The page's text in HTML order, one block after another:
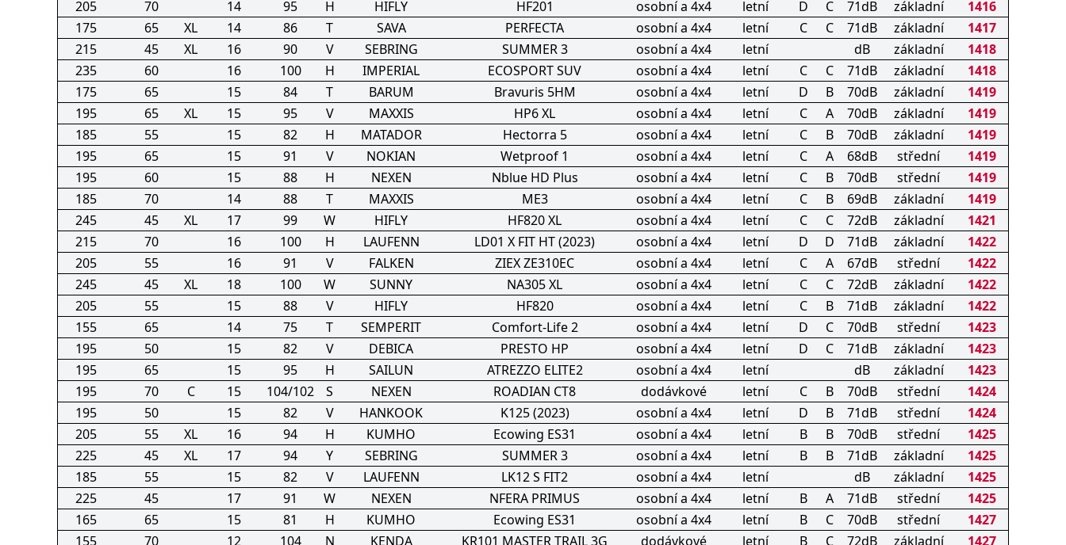
205
70 14 95 H HIFLY HF201 osobní a 4x4 letní D C 71dB základní
1416
175
65 XL 14 86 T SAVA PERFECTA osobní a 4x4 letní C C 71dB základní
1417
215
45 XL 16 90 V SEBRING SUMMER 3 osobní a 4x4 letní dB základní
1418
235
60 16 100 H IMPERIAL ECOSPORT SUV osobní a 4x4 letní C C 71dB základní
1418
175
65 15 84 T BARUM Bravuris 5HM osobní a 4x4 letní D B 70dB základní
1419
195
65 XL 15 95 V MAXXIS HP6 XL osobní a 4x4 letní C A 70dB základní
1419
185
55 15 82 H MATADOR Hectorra 5 osobní a 4x4 letní C B 70dB základní
1419
195
65 15 91 V NOKIAN Wetproof 1 osobní a 4x4 letní C A 68dB střední
1419
195
60 15 88 H NEXEN Nblue HD Plus osobní a 4x4 letní C B 70dB střední
1419
185
70 14 88 T MAXXIS ME3 osobní a 4x4 letní C B 69dB základní
1419
245
45 XL 17 99 W HIFLY HF820 XL osobní a 4x4 letní C C 72dB základní
1421
215
70 16 100 H LAUFENN LD01 X FIT HT (2023) osobní a 4x4 letní D D 71dB základní
1422
205
55 16 91 V FALKEN ZIEX ZE310EC osobní a 4x4 letní C A 67dB střední
1422
245
45 XL 18 100 W SUNNY NA305 XL osobní a 4x4 letní C C 72dB základní
1422
205
55 15 88 V HIFLY HF820 osobní a 4x4 letní C B 71dB základní
1422
155
65 14 75 T SEMPERIT Comfort-Life 2 osobní a 4x4 letní D C 70dB střední
1423
195
50 15 82 V DEBICA PRESTO HP osobní a 4x4 letní D C 71dB základní
1423
195
65 15 95 H SAILUN ATREZZO ELITE2 osobní a 4x4 letní dB základní
1423
195
70 C 15 104/102 S NEXEN ROADIAN CT8 dodávkové letní C B 70dB střední
1424
195
50 15 82 V HANKOOK K125 (2023) osobní a 4x4 letní D B 71dB střední
1424
205
55 XL 16 94 H KUMHO Ecowing ES31 osobní a 4x4 letní B B 70dB střední
1425
225
45 XL 17 94 Y SEBRING SUMMER 3 osobní a 4x4 letní B B 71dB základní
1425
185
55 15 82 V LAUFENN LK12 S FIT2 osobní a 4x4 letní dB základní
1425
225
45 17 91 W NEXEN NFERA PRIMUS osobní a 4x4 letní B A 71dB střední
1425
165
65 15 81 H KUMHO Ecowing ES31 osobní a 4x4 letní B C 70dB střední
1427
155
70 12 104 N KENDA KR101 MASTER TRAIL 3G dodávkové letní B C 72dB základní 1427